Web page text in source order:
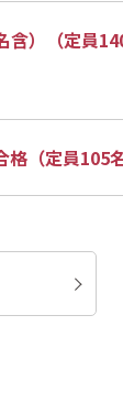
含）（定員
格（定員105